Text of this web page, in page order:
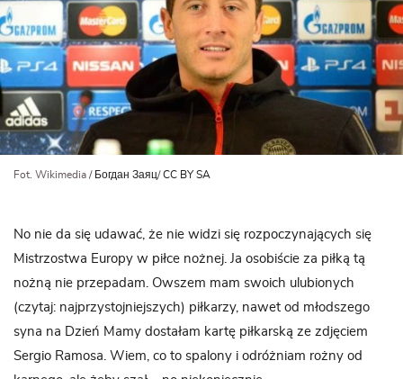
Fot. Wikimedia / Богдан Заяц/CC BY SA
No nie da się udawać, że nie widzi się rozpoczynających się
Mistrzostwa Europy w piłce nożnej. Ja osobiście za piłką tą
nożną nie przepadam. Owszem mam swoich ulubionych
(czytaj: najprzystojniejszych) piłkarzy, nawet od młodszego
syna na Dzień Mamy dostałam kartę piłkarską ze zdjęciem
Sergio Ramosa. Wiem, co to spalony i odróżniam rożny od